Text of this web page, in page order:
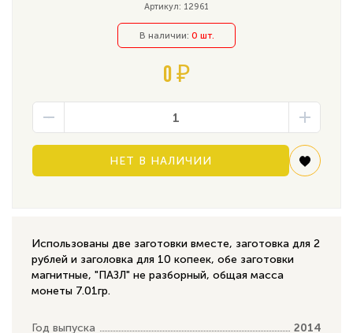
Артикул: 12961
В наличии: 0 шт.
0 ₽
НЕТ В НАЛИЧИИ
Использованы две заготовки вместе, заготовка для 2
рублей и заголовка для 10 копеек, обе заготовки
магнитные, "ПАЗЛ" не разборный, общая масса
монеты 7.01гр.
Год выпуска
2014